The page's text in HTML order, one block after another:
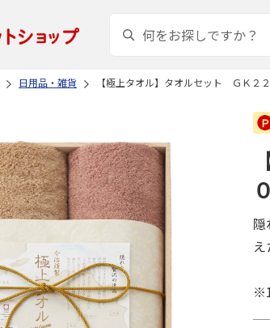
日用品・雑貨 【極上タオル】タオルセット ＧＫ２
０